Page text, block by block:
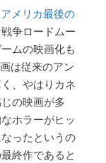
メリカ最後の
争ロードムー
ムの映画化も
は従来のアン
、やはりカネ
の映画が多
ホラーがヒッ
ったというの
終作であると